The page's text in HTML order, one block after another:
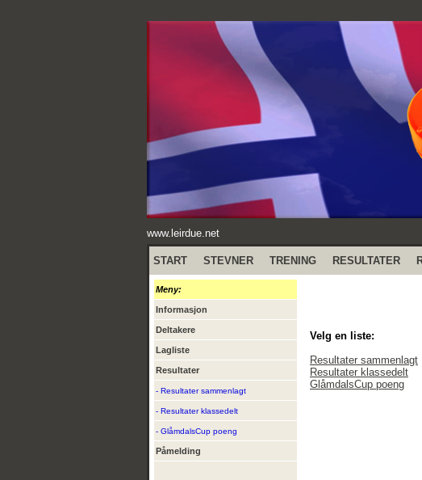
www.leirdue.net
START STEVNER TRENING RESULTATER
Meny:
Informasjon
Deltakere
Lagliste
Resultater
- Resultater sammenlagt
- Resultater klassedelt
- GlåmdalsCup poeng
Påmelding
Velg en liste:
Resultater sammenlagt
Resultater klassedelt
GlåmdalsCup poeng